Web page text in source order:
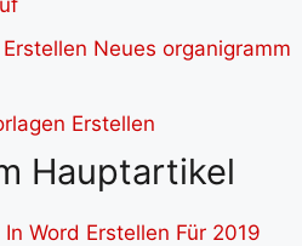
Hauptartikel
Word Erstellen Für 2019